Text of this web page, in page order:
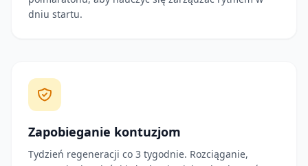
dniu startu.
Zapobieganie kontuzjom
Tydzień regeneracji co 3 tygodnie. Rozciąganie,